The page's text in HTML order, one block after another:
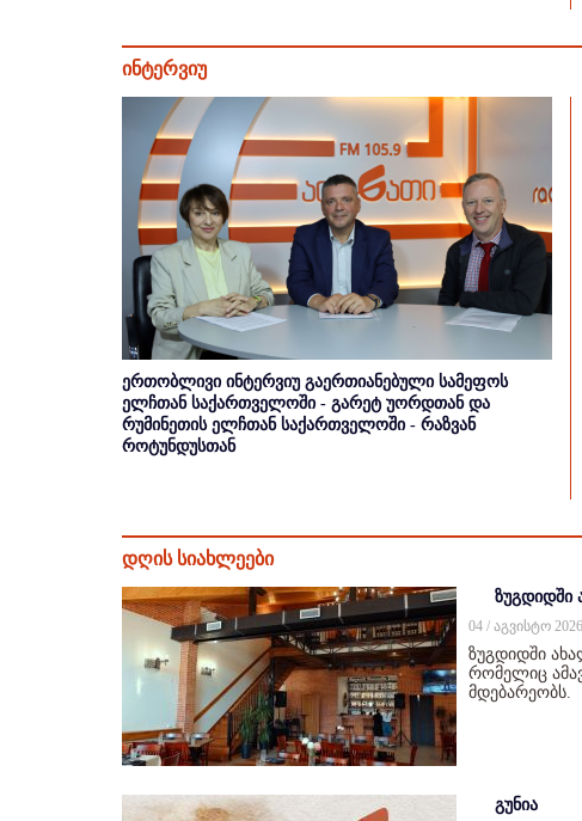
ინტერვიუ
ერთობლივი ინტერვიუ გაერთიანებული სამეფოს
ელჩთან საქართველოში - გარეტ უორდთან და
რუმინეთის ელჩთან საქართველოში - რაზვან
როტუნდუსთან
დღის სიახლეები
ზუგდიდში
04 / აგვისტო 2026
ზუგდიდში
რომელიც
მდებარეობს.
გუნია